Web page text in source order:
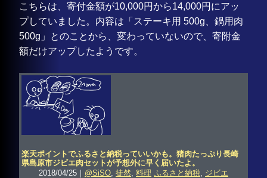
こちらは、寄付金額が10,000円から14,000円にアッ
プしていました。内容は「ステーキ用 500g、鍋用肉
500g」とのことから、変わっていないので、寄附金
額だけアップしたようです。
楽天ポイントでふるさと納税っていいかも。猪肉たっぷり長崎
県島原市ジビエ肉セットが予想外に早く届いたよ。
2018/04/25｜ @SiSO 徒然 料理 ふるさと納税 ジビエ